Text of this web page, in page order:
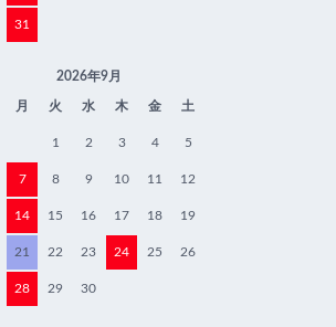
31
2026年9月
月 火 水 木 金 土
1 2 3 4 5
7 8 9 10 11 12
14 15 16 17 18 19
21 22 23 24 25 26
28 29 30